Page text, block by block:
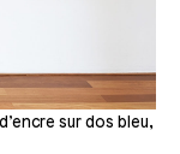
sur dos bleu,